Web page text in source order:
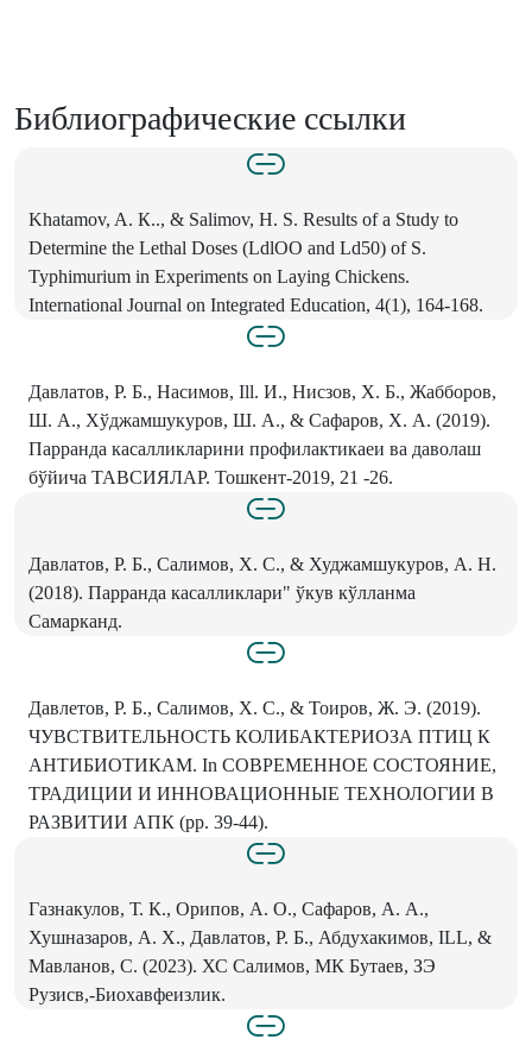
Библиографические ссылки
Khatamov, A. К.., & Salimov, H. S. Results of a Study to
Determine the Lethal Doses (LdlOO and Ld50) of S.
Typhimurium in Experiments on Laying Chickens.
International Journal on Integrated Education, 4(1), 164-168.
Давлатов, P. Б., Насимов, Ill. И., Нисзов, X. Б., Жабборов,
Ш. A., Хўджамшукуров, Ш. A., & Сафаров, X. А. (2019).
Парранда касалликларини профилактикаеи ва даволаш
бўйича ТАВСИЯЛАР. Тошкент-2019, 21 -26.
Давлатов, Р. Б., Салимов, X. С., & Худжамшукуров, А. Н.
(2018). Парранда касалликлари" ўкув кўлланма
Самарканд.
Давлетов, Р. Б., Салимов, X. С., & Тоиров, Ж. Э. (2019).
ЧУВСТВИТЕЛЬНОСТЬ КОЛИБАКТЕРИОЗА ПТИЦ К
АНТИБИОТИКАМ. In СОВРЕМЕННОЕ СОСТОЯНИЕ,
ТРАДИЦИИ И ИННОВАЦИОННЫЕ ТЕХНОЛОГИИ В
РАЗВИТИИ АПК (рр. 39-44).
Газнакулов, Т. К., Орипов, А. О., Сафаров, А. А.,
Хушназаров, А. X., Давлатов, Р. Б., Абдухакимов, ILL, &
Мавланов, С. (2023). ХС Салимов, МК Бутаев, ЗЭ
Рузисв,-Биохавфеизлик.